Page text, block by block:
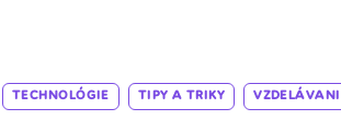
TECHNOLÓGIE TIPY A TRIKY